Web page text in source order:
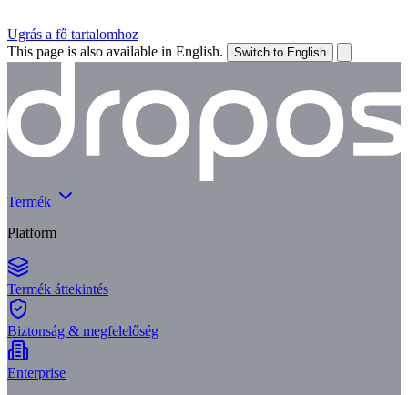
Ugrás a fő tartalomhoz
This page is also available in English.
Switch to English
Termék
Platform
Termék áttekintés
Biztonság & megfelelőség
Enterprise